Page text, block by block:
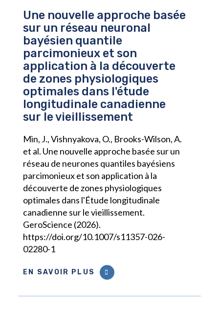
Une nouvelle approche basée
sur un réseau neuronal
bayésien quantile
parcimonieux et son
application à la découverte
de zones physiologiques
optimales dans l'étude
longitudinale canadienne
sur le vieillissement
Min, J., Vishnyakova, O., Brooks-Wilson, A.
et al. Une nouvelle approche basée sur un
réseau de neurones quantiles bayésiens
parcimonieux et son application à la
découverte de zones physiologiques
optimales dans l'Étude longitudinale
canadienne sur le vieillissement.
GeroScience (2026).
https://doi.org/10.1007/s11357-026-
02280-1
EN SAVOIR PLUS